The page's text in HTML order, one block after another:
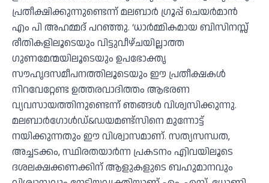
പ്രതീക്ഷിക്കുന്നുണ്ടെന്ന് മലബാര്‍ ഗ്രൂപ്പ് ചെയര്‍മാന്‍
എം പി അഹമ്മദ് പറഞ്ഞു. ‘ധാര്‍മ്മികമായ ബിസിനസ്സ്
രീതികളിലൂടെയും വിട്ടുവീഴ്ചയില്ലാത്ത
ഗുണമേന്മയിലൂടെയും ഉപഭോക്തൃ
സൗഹൃദസമീപനത്തിലൂടെയും ഈ പ്രതീക്ഷകള്‍
നിറവേറ്റേണ്ട ഉത്തരവാദിത്തം ആഭരണ
വ്യവസായത്തിനുണ്ടെന്ന് ഞങ്ങള്‍ വിശ്വസിക്കുന്നു.
മലബാര്‍ഗോള്‍ഡ്&ഡയമണ്ട്‌സിനെ മുന്നോട്ട്
നയിക്കുന്നതും ഈ വിശ്വാസമാണ്. സത്യസന്ധത,
അച്ചടക്കം, സ്ഥിരതയാര്‍ന്ന പ്രകടനം എിവയിലൂടെ
ദശലക്ഷക്കണക്കിന് ആളുകളുടെ ബഹുമാനവും